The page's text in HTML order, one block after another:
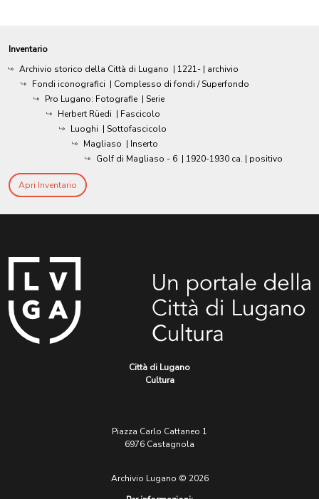
Inventario
Archivio storico della Città di Lugano | 1221- | archivio
Fondi iconografici | Complesso di fondi / Superfondo
Pro Lugano: Fotografie | Serie
Herbert Rüedi | Fascicolo
Luoghi | Sottofascicolo
Magliaso | Inserto
Golf di Magliaso - 6 | 1920-1930 ca. | positivo
Apri Inventario
Città di Lugano
Cultura
Piazza Carlo Cattaneo 1
6976 Castagnola
Archivio Lugano © 2026